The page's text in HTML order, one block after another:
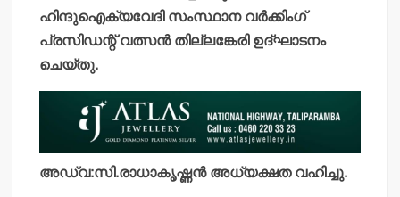
ഹിന്ദുഐക്യവേദി സംസ്ഥാന വര്‍ക്കിംഗ്
പ്രസിഡന്റ് വത്സന്‍ തില്ലങ്കേരി ഉദ്ഘാടനം
ചെയ്തു.
അഡ്വ:സി.രാധാകൃഷ്ണന്‍ അധ്യക്ഷത വഹിച്ചു.